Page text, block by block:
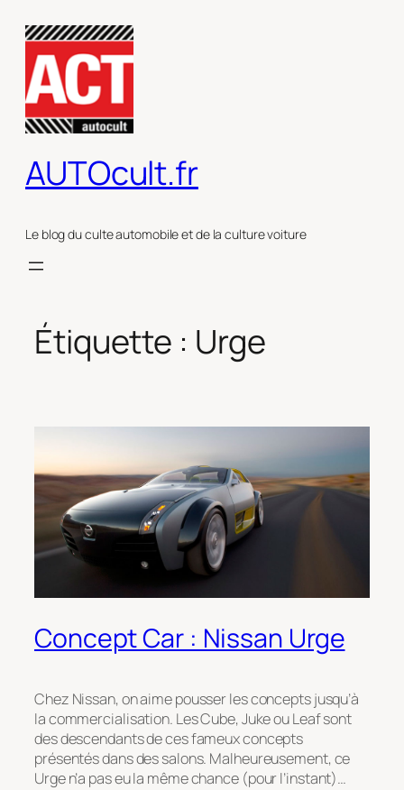
contenu
AUTOcult.fr
Le blog du culte automobile et de la culture voiture
Étiquette : Urge
Concept Car : Nissan Urge
Chez Nissan, on aime pousser les concepts jusqu’à
la commercialisation. Les Cube, Juke ou Leaf sont
des descendants de ces fameux concepts
présentés dans des salons. Malheureusement, ce
Urge n’a pas eu la même chance (pour l’instant)…